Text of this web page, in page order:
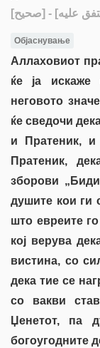
[صحيح]
Објаснување
Аллаховиот
ќе ја искаже
неговото
ќе сведочи
и Пратеник,
Пратеник,
зборови
душите кои ги
што евреите
кој верува
вистина, со
дека тие се
со вакви
Џенетот, па
богоугодните